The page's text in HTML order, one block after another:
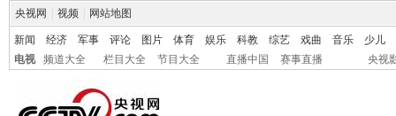
央视网 视频 网站地图
新闻 经济 军事 评论 图片 体育 娱乐 科教 综艺 戏曲 音乐
少儿
电视
频道大全 栏目大全 节目大全 直播中国 赛事直播 央视